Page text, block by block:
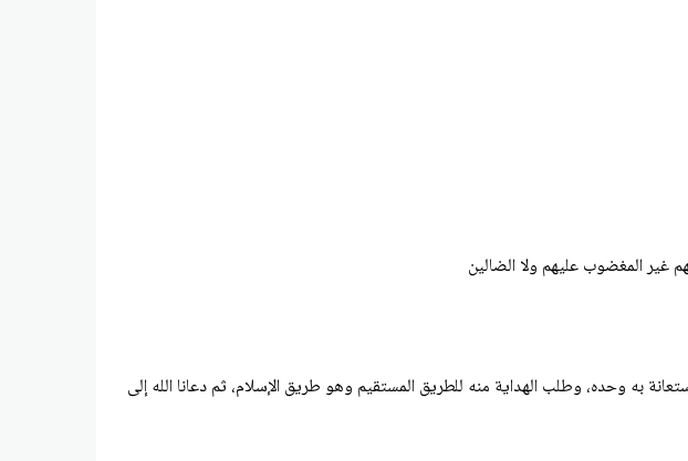
غير المغضوب عليهم ولا الضالين
به وحده، وطلب الهداية منه للطريق المستقيم وهو طريق الإسلام، ثم دعانا الله إلى